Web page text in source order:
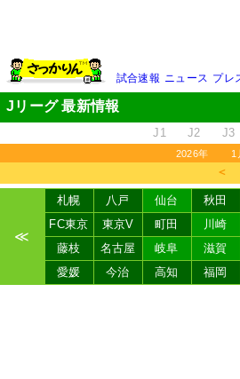
試合速報 ニュース プレ
Jリーグ 最新情報
J1 J2 J3
2026年 1
＜
≪
札幌 八戸 仙台 秋田
FC東京
東京V 町田 川崎
藤枝
名古屋 岐阜 滋賀
愛媛
今治 高知 福岡